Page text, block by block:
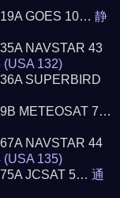
GOES 10…静
NAVSTAR 43
(USA 132)
SUPERBIRD
METEOSAT 7…
NAVSTAR 44
(USA 135)
JCSAT 5…通